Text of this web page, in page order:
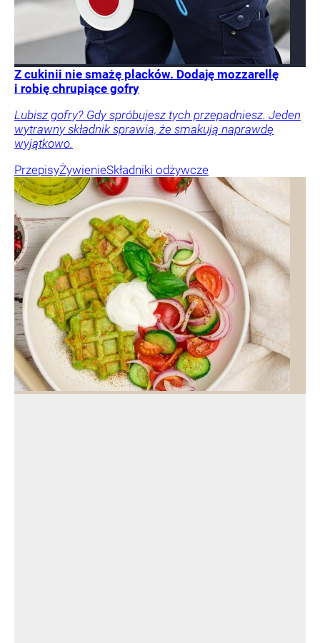
Z cukinii nie smażę placków. Dodaję mozzarellę
i robię chrupiące gofry
Lubisz gofry? Gdy spróbujesz tych przepadniesz. Jeden
wytrawny składnik sprawia, że smakują naprawdę
wyjątkowo.
PrzepisyŻywienieSkładniki odżywcze